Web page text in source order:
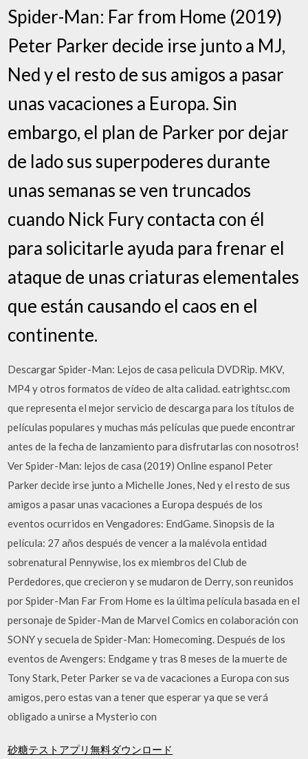
Spider-Man: Far from Home (2019)
Peter Parker decide irse junto a MJ,
Ned y el resto de sus amigos a pasar
unas vacaciones a Europa. Sin
embargo, el plan de Parker por dejar
de lado sus superpoderes durante
unas semanas se ven truncados
cuando Nick Fury contacta con él
para solicitarle ayuda para frenar el
ataque de unas criaturas elementales
que están causando el caos en el
continente.
Descargar Spider-Man: Lejos de casa pelicula DVDRip. MKV,
MP4 y otros formatos de vídeo de alta calidad. eatrightsc.com
que representa el mejor servicio de descarga para los títulos de
películas populares y muchas más películas que puede encontrar
antes de la fecha de lanzamiento para disfrutarlas con nosotros!
Ver Spider-Man: lejos de casa (2019) Online espanol Peter
Parker decide irse junto a Michelle Jones, Ned y el resto de sus
amigos a pasar unas vacaciones a Europa después de los
eventos ocurridos en Vengadores: EndGame. Sinopsis de la
película: 27 años después de vencer a la malévola entidad
sobrenatural Pennywise, los ex miembros del Club de
Perdedores, que crecieron y se mudaron de Derry, son reunidos
por Spider-Man Far From Home es la última película basada en el
personaje de Spider-Man de Marvel Comics en colaboración con
SONY y secuela de Spider-Man: Homecoming. Después de los
eventos de Avengers: Endgame y tras 8 meses de la muerte de
Tony Stark, Peter Parker se va de vacaciones a Europa con sus
amigos, pero estas van a tener que esperar ya que se verá
obligado a unirse a Mysterio con
砂糖テストアプリ無料ダウンロード